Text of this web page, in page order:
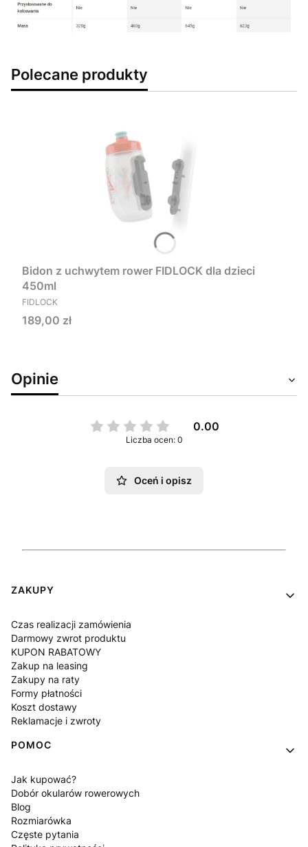
Polecane produkty
Bidon z uchwytem rower FIDLOCK dla dzieci
450ml
PRODUCENT
FIDLOCK
Cena
189,00 zł
Opinie
0.00
Liczba ocen: 0
Oceń i opisz
Linki w stopce
ZAKUPY
Czas realizacji zamówienia
Darmowy zwrot produktu
KUPON RABATOWY
Zakup na leasing
Zakupy na raty
Formy płatności
Koszt dostawy
Reklamacje i zwroty
POMOC
Jak kupować?
Dobór okularów rowerowych
Blog
Rozmiarówka
Częste pytania